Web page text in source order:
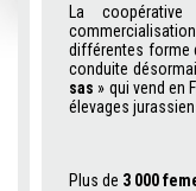
La
différentes forme
conduite
sas » qui vend en
élevages
Plus de 3 000